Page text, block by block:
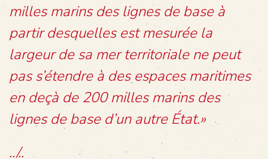
milles marins des lignes de base à
partir desquelles est mesurée la
largeur de sa mer territoriale ne peut
pas s’étendre à des espaces maritimes
en deçà de 200 milles marins des
lignes de base d’un autre État.»
../..